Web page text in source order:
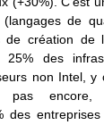
de
création de
des
non Intel, y
pas
des